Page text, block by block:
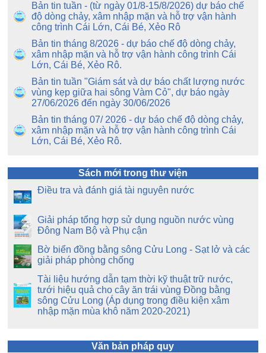
Bản tin tuần - (từ ngày 01/8-15/8/2026) dự báo chế
độ dòng chảy, xâm nhập mặn và hỗ trợ vận hành
công trình Cái Lớn, Cái Bé, Xẻo Rô
Bản tin tháng 8/2026 - dự báo chế độ dòng chảy,
xâm nhập mặn và hỗ trợ vận hành công trình Cái
Lớn, Cái Bé, Xẻo Rô.
Bản tin tuần "Giám sát và dự báo chất lượng nước
vùng kẹp giữa hai sông Vàm Cỏ", dự báo ngày
27/06/2026 đến ngày 30/06/2026
Bản tin tháng 07/ 2026 - dự báo chế độ dòng chảy,
xâm nhập mặn và hỗ trợ vận hành công trình Cái
Lớn, Cái Bé, Xẻo Rô.
Sách mới trong thư viện
Điều tra và đánh giá tài nguyên nước
Giải pháp tổng hợp sử dụng nguồn nước vùng
Đông Nam Bộ và Phụ cận
Bờ biển đồng bằng sông Cửu Long - Sạt lở và các
giải pháp phòng chống
Tài liệu hướng dẫn tạm thời kỹ thuật trữ nước,
tưới hiệu quả cho cây ăn trái vùng Đồng bằng
sông Cửu Long (Áp dụng trong điều kiện xâm
nhập mặn mùa khô năm 2020-2021)
Văn bản pháp quy